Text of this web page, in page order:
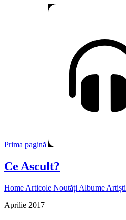
Prima pagină
Ce Ascult?
Home Articole Noutăți Albume Artiști
Aprilie 2017